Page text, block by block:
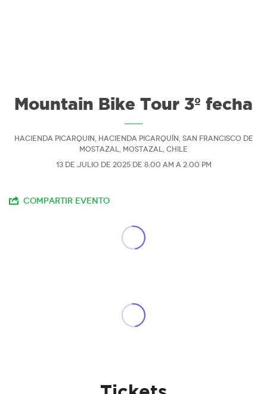
Mountain Bike Tour 3º fecha
Hacienda Picarquin, Hacienda Picarquín, San Francisco de
Mostazal, Mostazal, Chile
13 de julio de 2025 de 8:00 am a 2:00 pm
Compartir evento